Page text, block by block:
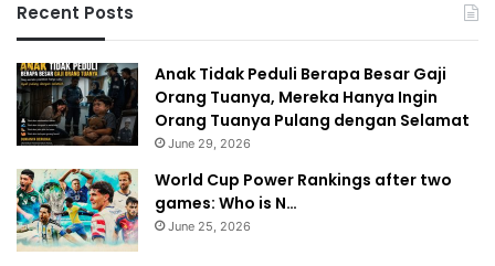
Recent Posts
Anak Tidak Peduli Berapa Besar Gaji
Orang Tuanya, Mereka Hanya Ingin
Orang Tuanya Pulang dengan Selamat
June 29, 2026
World Cup Power Rankings after two
games: Who is N…
June 25, 2026